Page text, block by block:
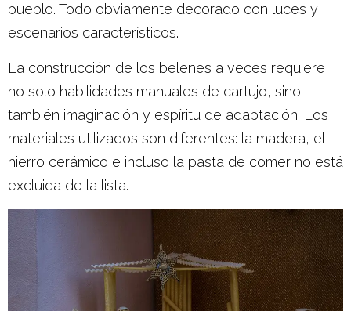
pueblo. Todo obviamente decorado con luces y
escenarios característicos.
La construcción de los belenes a veces requiere
no solo habilidades manuales de cartujo, sino
también imaginación y espíritu de adaptación. Los
materiales utilizados son diferentes: la madera, el
hierro cerámico e incluso la pasta de comer no está
excluida de la lista.